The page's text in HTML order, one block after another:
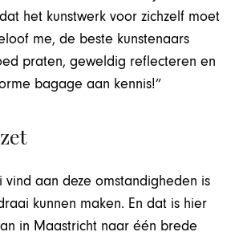
het kunstwerk voor zichzelf moet
me, de beste kunstenaars
praten, geweldig reflecteren en
bagage aan kennis!”
vind aan deze omstandigheden is
kunnen maken. En dat is hier
in Maastricht naar één brede